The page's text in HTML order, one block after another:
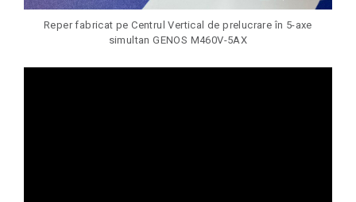
Reper fabricat pe Centrul Vertical de prelucrare în 5-axe
simultan GENOS M460V-5AX